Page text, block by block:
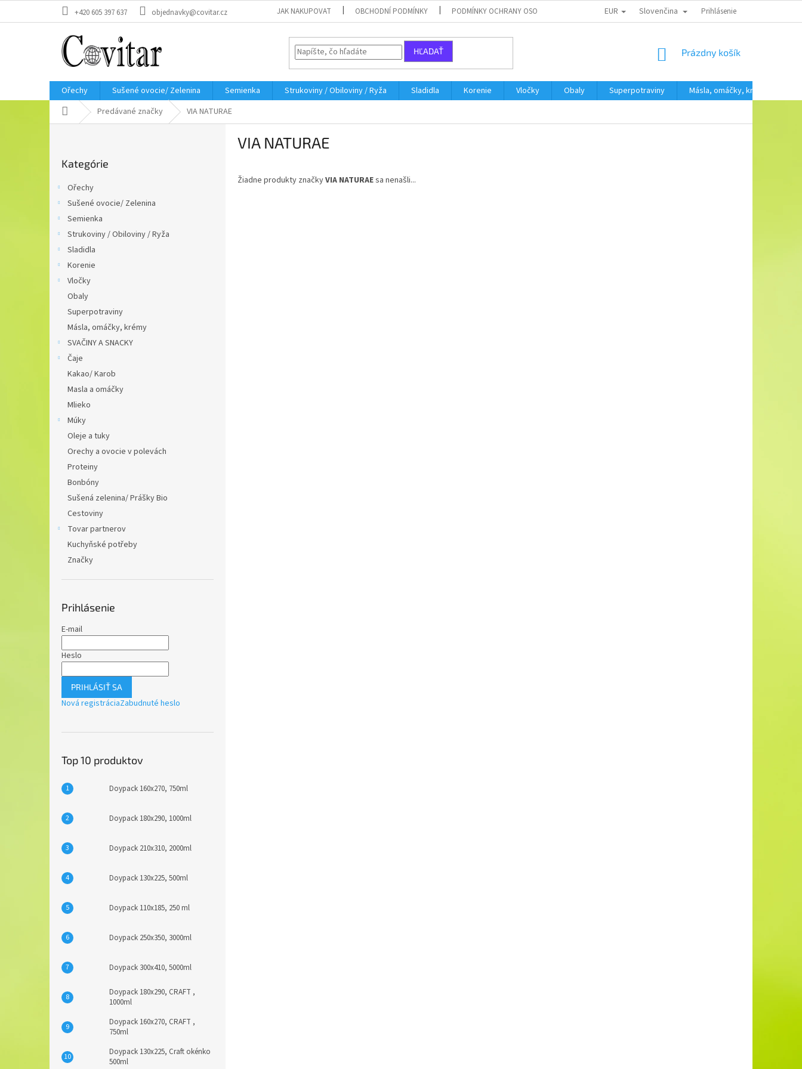
+420 605 397 637 objednavky@covitar.cz JAK NAKUPOVAT OBCHODNÍ PODMÍNKY PODMÍNKY OCHRANY OSOBNÍCH ÚDAJŮ EUR Slovenčina Prihlásenie
HĽADAŤ
NÁKUPNÝ
Prázdny košík
Ořechy Sušené ovocie/ Zelenina Semienka Strukoviny / Obiloviny / Ryža Sladidla Korenie Vločky Obaly Superpotraviny Másla, omáčky, krémy
DomovPredávané značky VIA NATURAE
kategórie
Kategórie
Ořechy
Sušené ovocie/ Zelenina
Semienka
Strukoviny / Obiloviny / Ryža
Sladidla
Korenie
Vločky
Obaly
Superpotraviny
Másla, omáčky, krémy
SVAČINY A SNACKY
Čaje
Kakao/ Karob
Masla a omáčky
Mlieko
Múky
Oleje a tuky
Orechy a ovocie v polevách
Proteiny
Bonbóny
Sušená zelenina/ Prášky Bio
Cestoviny
Tovar partnerov
Kuchyňské potřeby
Značky
Prihlásenie
E-mail
Heslo
PRIHLÁSIŤ SA
Nová registráciaZabudnuté heslo
Top 10 produktov
Doypack 160x270, 750ml
Doypack 180x290, 1000ml
Doypack 210x310, 2000ml
Doypack 130x225, 500ml
Doypack 110x185, 250 ml
Doypack 250x350, 3000ml
Doypack 300x410, 5000ml
Doypack 180x290, CRAFT ,
1000ml
Doypack 160x270, CRAFT ,
750ml
Doypack 130x225, Craft okénko
500ml
VIA NATURAE
Žiadne produkty značkyVIA NATURAEsa nenašli...